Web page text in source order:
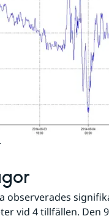
observerades
vid 4 tillfällen. Den